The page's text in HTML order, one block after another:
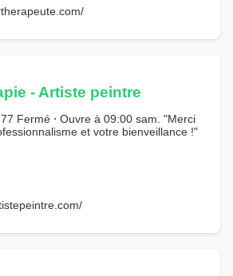
- Artiste peintre
Fermé ⋅ Ouvre à 09:00 sam. "Merci
et votre bienveillance !"